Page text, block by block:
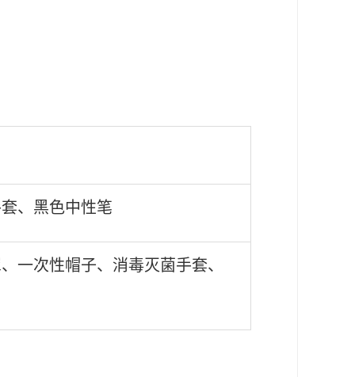
、黑色中性笔
一次性帽子、消毒灭菌手套、